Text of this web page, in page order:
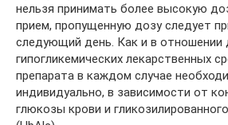
нельзя принимать более высокую
прием, пропущенную дозу следует
следующий день. Как и в отношении
гипогликемических лекарственных
препарата в каждом случае
индивидуально, в зависимости от
глюкозы крови и